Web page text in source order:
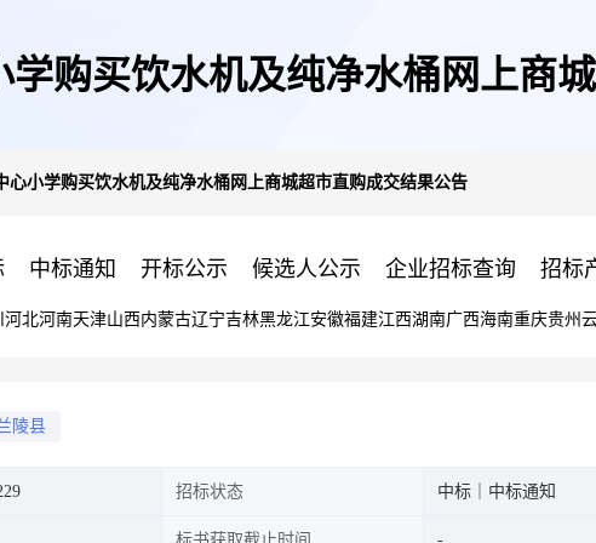
购买饮水机及纯净水桶网上商
心小学购买饮水机及纯净水桶网上商城超市直购成交结果公告
中标通知 开标公示 候选人公示 企业招标查询 招标
河北河南天津山西内蒙古辽宁吉林黑龙江安徽福建江西湖南广西海南重庆贵州
陵县
招标状态 中标｜中标通知